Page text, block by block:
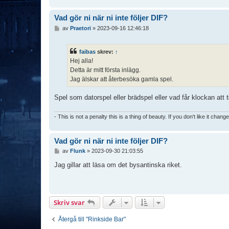
Vad gör ni när ni inte följer DIF?
av Praetori» 2023-09-16 12:46:18
faibas skrev: ↑
Hej alla!
Detta är mitt första inlägg.
Jag älskar att återbesöka gamla spel.
Spel som datorspel eller brädspel eller vad får klockan att
- This is not a penalty this is a thing of beauty. If you don't like it
Vad gör ni när ni inte följer DIF?
l
ä
av Flunk» 2023-09-30 21:03:55
Jag gillar att läsa om det bysantinska riket.
Skriv svar
Återgå till "Rinkside Bar"